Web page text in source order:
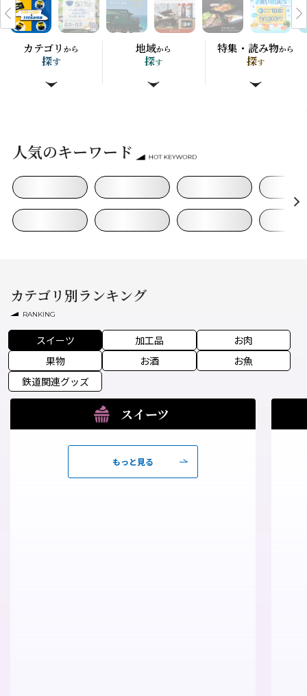
カテゴリから
探す
地域から
探す
特集・読み物から
探す
人気のキーワード
カテゴリ別ランキング
RANKING
スイーツ 加工品
お肉
果物
お酒
お魚
鉄道関連グッズ
スイーツ
もっと見る